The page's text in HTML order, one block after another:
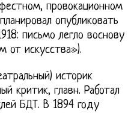
провокационном
опубликовать
письмо легло воснову
от искусства»).
историк
критик, главн. Работал
БДТ. В 1894 году